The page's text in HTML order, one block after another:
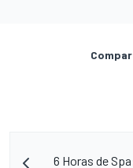
6 Horas de